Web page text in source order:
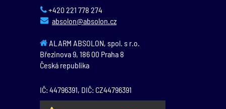
+420 221 778 274
absolon@absolon.cz
ALARM ABSOLON, spol. s r.o.
Březinova 9, 186 00 Praha 8
Česká republika
IČ: 44796391, DIČ: CZ44796391